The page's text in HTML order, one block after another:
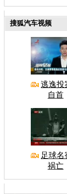
搜狐汽车视频
逃逸投
自首
足球名
祸亡